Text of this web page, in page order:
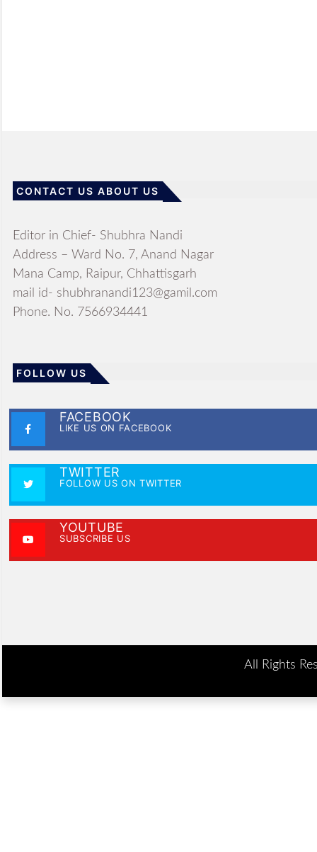
CONTACT US ABOUT US
Editor in Chief- Shubhra Nandi
Address – Ward No. 7, Anand Nagar
Mana Camp, Raipur, Chhattisgarh
mail id- shubhranandi123@gamil.com
Phone. No. 7566934441
FOLLOW US
FACEBOOK
LIKE US ON FACEBOOK
TWITTER
FOLLOW US ON TWITTER
YOUTUBE
SUBSCRIBE US
All Rights